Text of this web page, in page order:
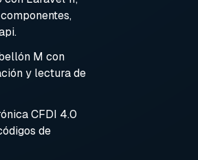
M con
y lectura de
CFDI 4.0
de